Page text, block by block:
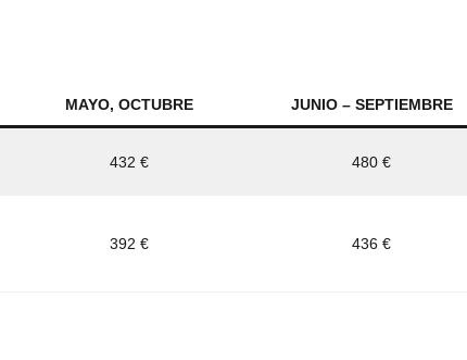
MAYO, OCTUBRE JUNIO – SEPTIEMBRE
432 € 480 €
392 € 436 €